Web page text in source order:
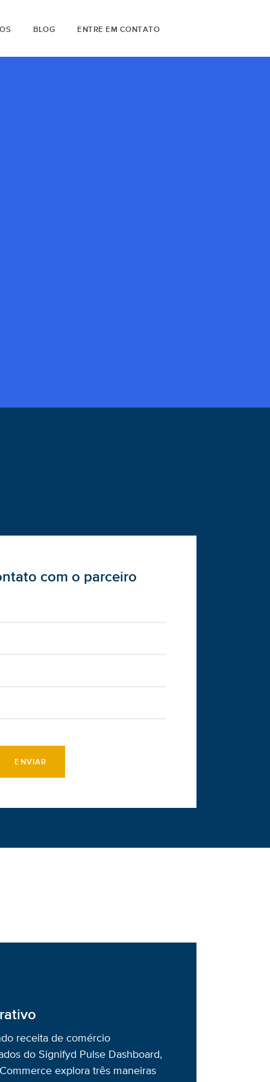
BLOG ENTRE EM CONTATO
com o parceiro
ENVIAR
receita de comércio
do Signifyd Pulse Dashboard,
explora três maneiras